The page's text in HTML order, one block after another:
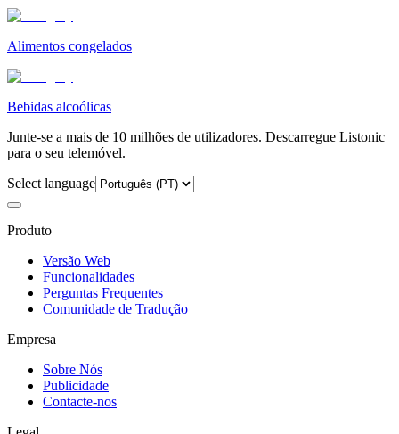
Alimentos congelados
Bebidas alcoólicas
Junte-se a mais de 10 milhões de utilizadores. Descarregue Listonic
para o seu telemóvel.
Select language
Produto
Versão Web
Funcionalidades
Perguntas Frequentes
Comunidade de Tradução
Empresa
Sobre Nós
Publicidade
Contacte-nos